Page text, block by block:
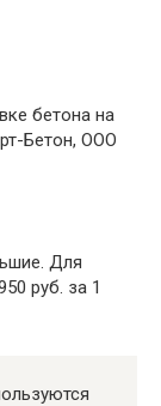
бетона на
Бетон, ООО
Для
руб. за 1